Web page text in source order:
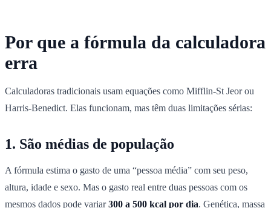
Por que a fórmula da calculadora
erra
Calculadoras tradicionais usam equações como Mifflin-St Jeor ou
Harris-Benedict. Elas funcionam, mas têm duas limitações sérias:
1. São médias de população
A fórmula estima o gasto de uma “pessoa média” com seu peso,
altura, idade e sexo. Mas o gasto real entre duas pessoas com os
mesmos dados pode variar300 a 500 kcal por dia. Genética, massa